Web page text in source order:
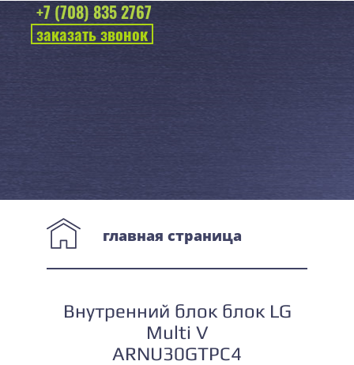
+7 (708) 835 2767
заказать звонок
главная страница
Внутренний блок блок LG
Multi V
ARNU30GTPC4